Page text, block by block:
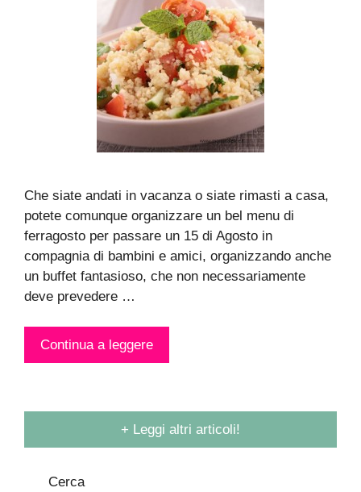
Che siate andati in vacanza o siate rimasti a casa,
potete comunque organizzare un bel menu di
ferragosto per passare un 15 di Agosto in
compagnia di bambini e amici, organizzando anche
un buffet fantasioso, che non necessariamente
deve prevedere …
Continua a leggere
+ Leggi altri articoli!
Cerca